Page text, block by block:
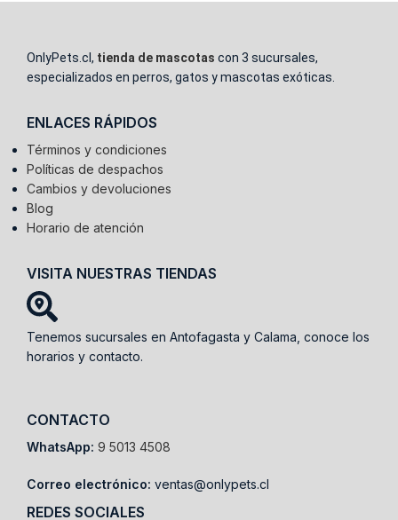
OnlyPets.cl, tienda de mascotas con 3 sucursales,
especializados en perros, gatos y mascotas exóticas.
ENLACES RÁPIDOS
Términos y condiciones
Políticas de despachos
Cambios y devoluciones
Blog
Horario de atención
VISITA NUESTRAS TIENDAS
Tenemos sucursales en Antofagasta y Calama, conoce los
horarios y contacto.
CONTACTO
WhatsApp: 9 5013 4508
Correo electrónico: ventas@onlypets.cl
REDES SOCIALES